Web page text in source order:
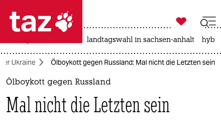
 taz zahl ich
taz zahl ich
themen
politik

taz zahl ich
landtagswahl in sachsen-anhalt
Ukraine Ölboykott gegen Russland: Mal nicht die Letzten sein
Ölboykott gegen Russland
Mal nicht die Letzten sein